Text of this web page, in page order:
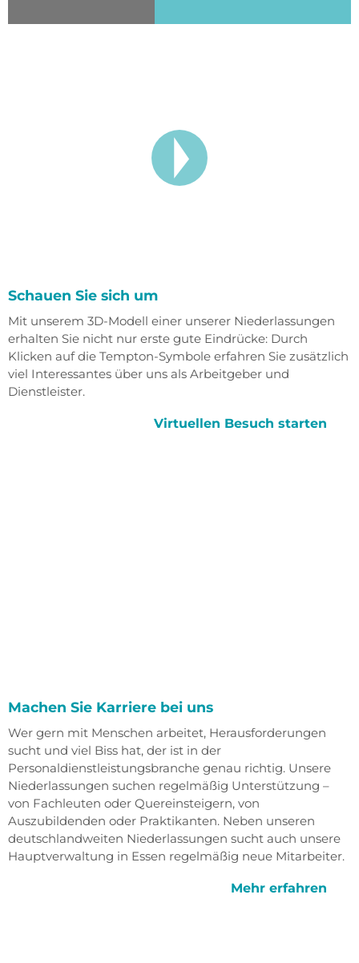
Schauen Sie sich um
Mit unserem 3D-Modell einer unserer Niederlassungen
erhalten Sie nicht nur erste gute Eindrücke: Durch
Klicken auf die Tempton-Symbole erfahren Sie zusätzlich
viel Interessantes über uns als Arbeitgeber und
Dienstleister.
Virtuellen Besuch starten
Machen Sie Karriere bei uns
Wer gern mit Menschen arbeitet, Herausforderungen
sucht und viel Biss hat, der ist in der
Personaldienstleistungsbranche genau richtig. Unsere
Niederlassungen suchen regelmäßig Unterstützung –
von Fachleuten oder Quereinsteigern, von
Auszubildenden oder Praktikanten. Neben unseren
deutschlandweiten Niederlassungen sucht auch unsere
Hauptverwaltung in Essen regelmäßig neue Mitarbeiter.
Mehr erfahren